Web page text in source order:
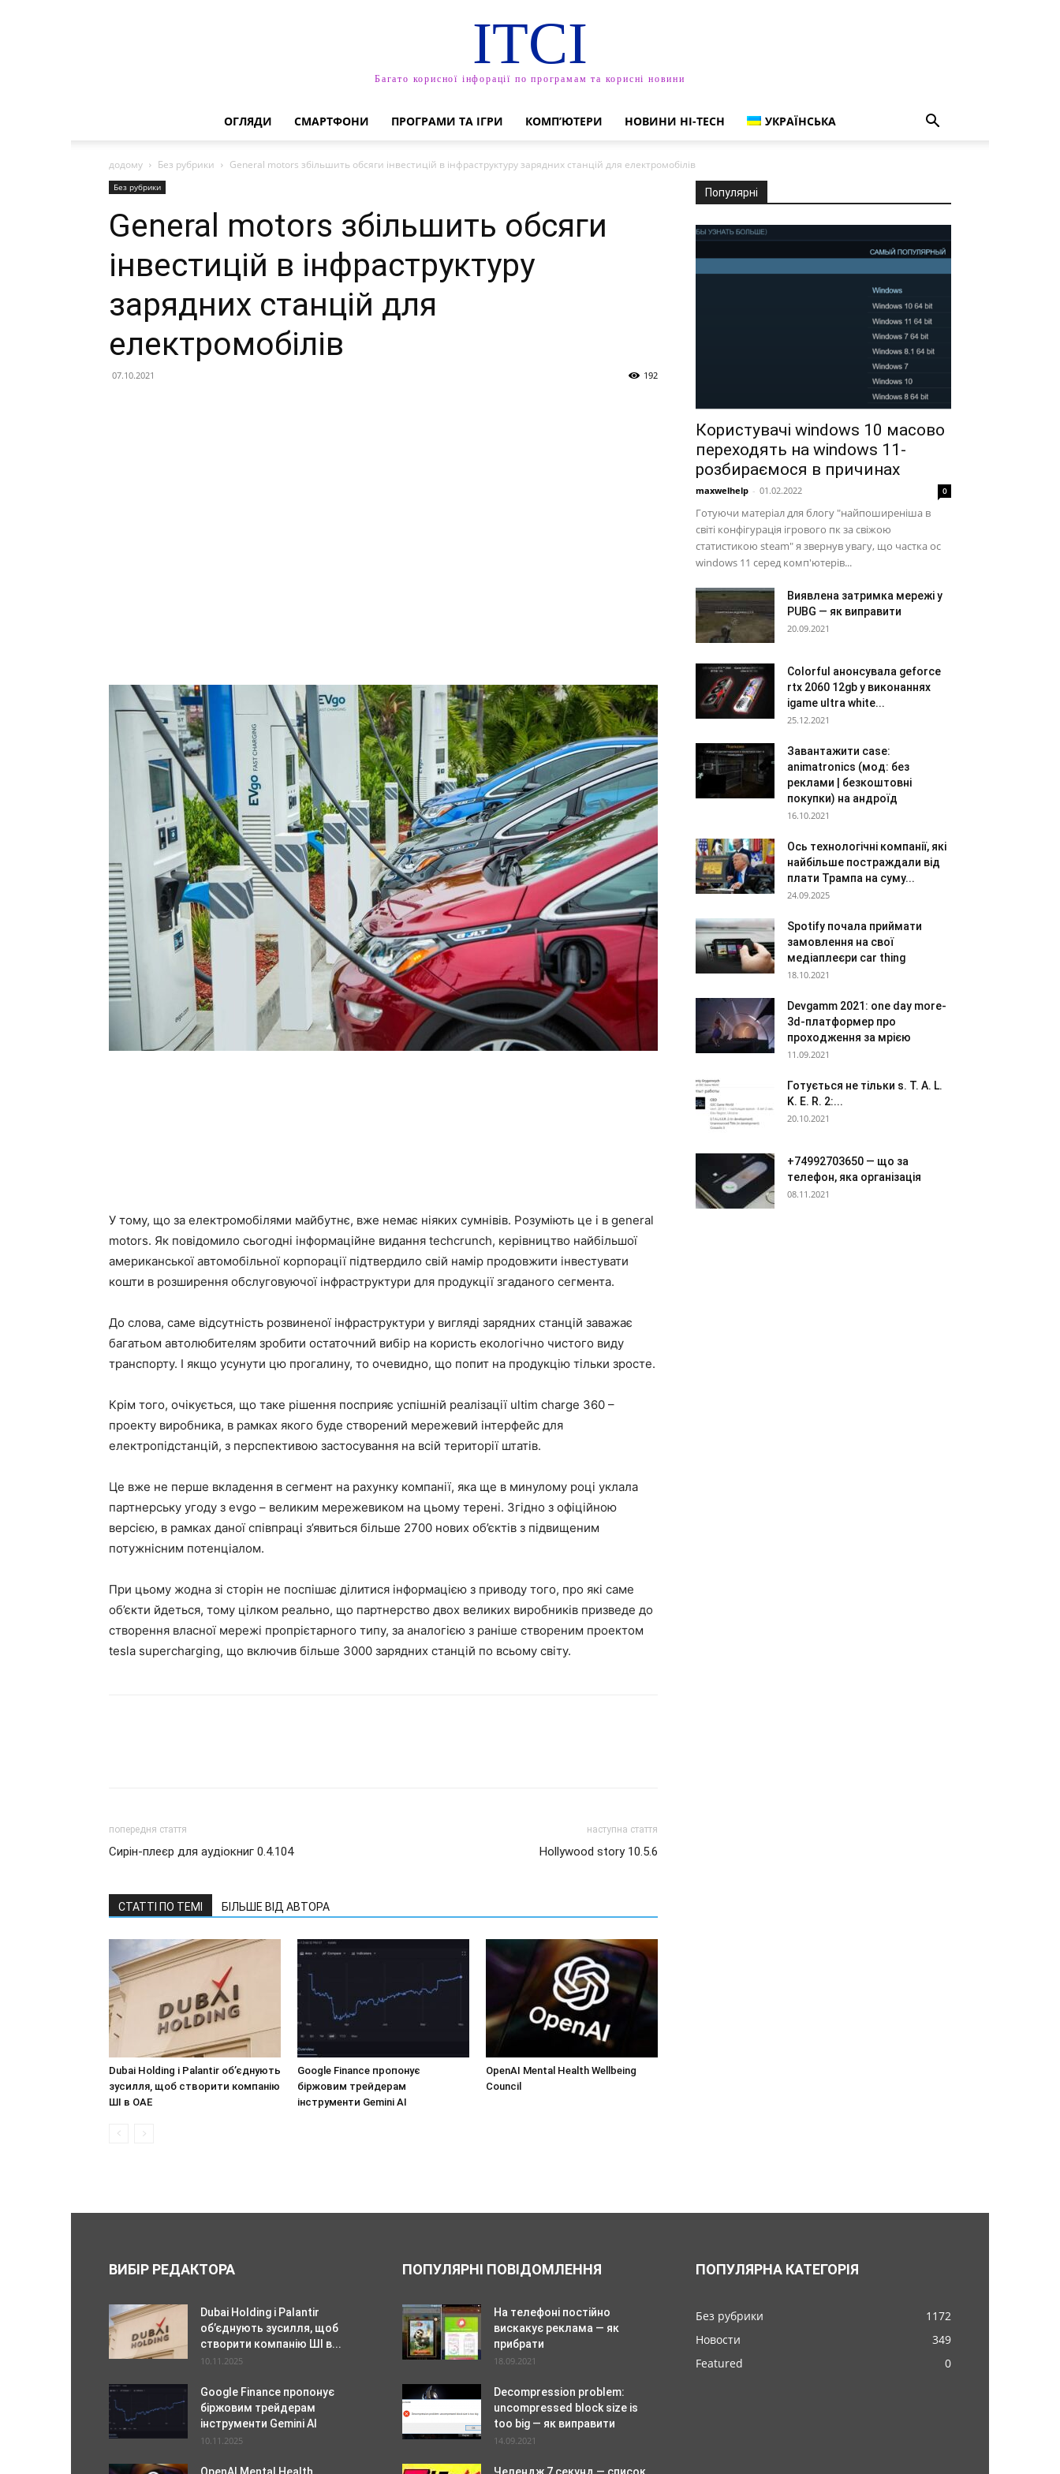
ITCI
Багато корисної інфорації по програмам та корисні новини
ОГЛЯДИ СМАРТФОНИ ПРОГРАМИ ТА ІГРИ КОМП’ЮТЕРИ НОВИНИ HI-TECH УКРАЇНСЬКА
додому Без рубрики General motors збільшить обсяги інвестицій в інфраструктуру зарядних станцій для електромобілів
Без рубрики
General motors збільшить обсяги
інвестицій в інфраструктуру
зарядних станцій для
електромобілів
07.10.2021 192
У тому, що за електромобілями майбутнє, вже немає ніяких сумнівів. Розуміють це і в general
motors. Як повідомило сьогодні інформаційне видання techcrunch, керівництво найбільшої
американської автомобільної корпорації підтвердило свій намір продовжити інвестувати
кошти в розширення обслуговуючої інфраструктури для продукції згаданого сегмента.
До слова, саме відсутність розвиненої інфраструктури у вигляді зарядних станцій заважає
багатьом автолюбителям зробити остаточний вибір на користь екологічно чистого виду
транспорту. І якщо усунути цю прогалину, то очевидно, що попит на продукцію тільки зросте.
Крім того, очікується, що таке рішення посприяє успішній реалізації ultim charge 360 –
проекту виробника, в рамках якого буде створений мережевий інтерфейс для
електропідстанцій, з перспективою застосування на всій території штатів.
Це вже не перше вкладення в сегмент на рахунку компанії, яка ще в минулому році уклала
партнерську угоду з evgo – великим мережевиком на цьому терені. Згідно з офіційною
версією, в рамках даної співпраці з’явиться більше 2700 нових об’єктів з підвищеним
потужнісним потенціалом.
При цьому жодна зі сторін не поспішає ділитися інформацією з приводу того, про які саме
об’єкти йдеться, тому цілком реально, що партнерство двох великих виробників призведе до
створення власної мережі пропрієтарного типу, за аналогією з раніше створеним проектом
tesla supercharging, що включив більше 3000 зарядних станцій по всьому світу.
попередня стаття
Сирін-плеєр для аудіокниг 0.4.104
наступна стаття
Hollywood story 10.5.6
СТАТТІ ПО ТЕМІ БІЛЬШЕ ВІД АВТОРА
Dubai Holding і Palantir об’єднують
зусилля, щоб створити компанію
ШІ в ОАЕ
Google Finance пропонує
біржовим трейдерам
інструменти Gemini AI
OpenAI Mental Health Wellbeing
Council
Популярні
Користувачі windows 10 масово
переходять на windows 11-
розбираємося в причинах
maxwelhelp - 01.02.2022 0
Готуючи матеріал для блогу "найпоширеніша в
світі конфігурація ігрового пк за свіжою
статистикою steam" я звернув увагу, що частка ос
windows 11 серед комп'ютерів...
Виявлена затримка мережі у
PUBG — як виправити
20.09.2021
Colorful анонсувала geforce
rtx 2060 12gb у виконаннях
igame ultra white...
25.12.2021
Завантажити case:
animatronics (мод: без
реклами | безкоштовні
покупки) на андроїд
16.10.2021
Ось технологічні компанії, які
найбільше постраждали від
плати Трампа на суму...
24.09.2025
Spotify почала приймати
замовлення на свої
медіаплеєри car thing
18.10.2021
Devgamm 2021: one day more-
3d-платформер про
проходження за мрією
11.09.2021
Готується не тільки s. T. A. L.
K. E. R. 2:...
20.10.2021
+74992703650 — що за
телефон, яка організація
08.11.2021
ВИБІР РЕДАКТОРА
Dubai Holding і Palantir
об’єднують зусилля, щоб
створити компанію ШІ в...
10.11.2025
Google Finance пропонує
біржовим трейдерам
інструменти Gemini AI
10.11.2025
ПОПУЛЯРНІ ПОВІДОМЛЕННЯ
На телефоні постійно
вискакує реклама — як
прибрати
18.09.2021
Decompression problem:
uncompressed block size is
too big — як виправити
14.09.2021
ПОПУЛЯРНА КАТЕГОРІЯ
Без рубрики
1172
Новости
349
Featured
0